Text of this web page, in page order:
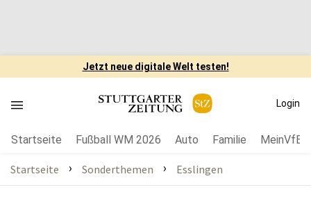
Jetzt neue digitale Welt testen!
Login
Startseite Fußball WM 2026 Auto Familie MeinVfB
Startseite › Sonderthemen › Esslingen